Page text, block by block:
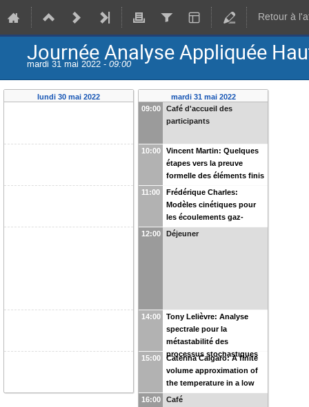
Retour à
Journée Analyse Appliquée
mardi 31 mai 2022 - 09:00
lundi 30 mai 2022
mardi 31 mai 2022
09:00
Café d'accueil des
participants
10:00
Vincent Martin: Quelques
étapes vers la preuve
formelle des éléments finis
11:00
Frédérique Charles:
Modèles cinétiques pour
les écoulements gaz-
particules
12:00 Déjeuner
14:00
Tony Lelièvre: Analyse
spectrale pour la
métastabilité des
processus stochastiques
15:00
Caterina Calgaro: A finite
volume approximation of
the temperature in a low
Mach combustion model
16:00 Café